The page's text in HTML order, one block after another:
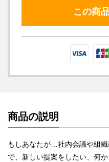
この商
商品の説明
もしあなたが…社内会議や組
で、新しい提案をしたい、何